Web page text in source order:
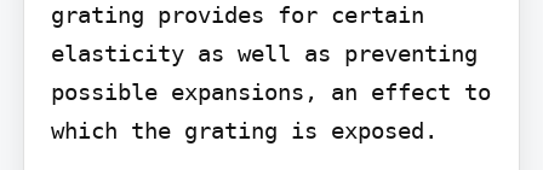
grating provides for certain
elasticity as well as preventing
possible expansions, an effect to
which the grating is exposed.